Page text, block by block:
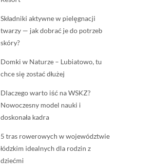
Składniki aktywne w pielęgnacji
twarzy — jak dobrać je do potrzeb
skóry?
Domki w Naturze – Lubiatowo, tu
chce się zostać dłużej
Dlaczego warto iść na WSKZ?
Nowoczesny model nauki i
doskonała kadra
5 tras rowerowych w województwie
łódzkim idealnych dla rodzin z
dziećmi